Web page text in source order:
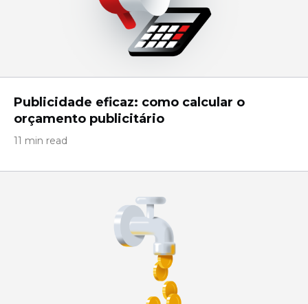
Publicidade eficaz: como calcular o
orçamento publicitário
11 min read